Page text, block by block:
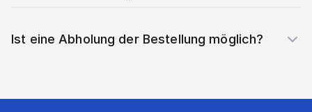
Ist eine Abholung der Bestellung möglich?